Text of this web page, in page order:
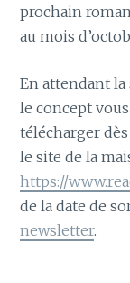
prochain
au mois
En attendant la
le concept
télécharger
le site de la
https://
de la date de
newsletter.